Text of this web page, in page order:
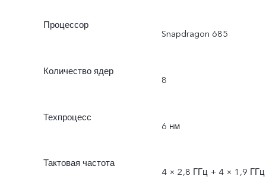
Процессор
Snapdragon 685
Количество ядер
8
Техпроцесс
6 нм
Тактовая частота
4 × 2,8 ГГц + 4 × 1,9 ГГц